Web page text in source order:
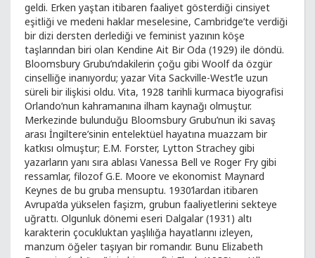
geldi. Erken yaştan itibaren faaliyet gösterdiği cinsiyet
eşitliği ve medeni haklar meselesine, Cambridge’te verdiği
bir dizi dersten derlediği ve feminist yazının köşe
taşlarından biri olan Kendine Ait Bir Oda (1929) ile döndü.
Bloomsbury Grubu’ndakilerin çoğu gibi Woolf da özgür
cinselliğe inanıyordu; yazar Vita Sackville-West’le uzun
süreli bir ilişkisi oldu. Vita, 1928 tarihli kurmaca biyografisi
Orlando’nun kahramanına ilham kaynağı olmuştur.
Merkezinde bulunduğu Bloomsbury Grubu’nun iki savaş
arası İngiltere’sinin entelektüel hayatına muazzam bir
katkısı olmuştur; E.M. Forster, Lytton Strachey gibi
yazarların yanı sıra ablası Vanessa Bell ve Roger Fry gibi
ressamlar, filozof G.E. Moore ve ekonomist Maynard
Keynes de bu gruba mensuptu. 1930’lardan itibaren
Avrupa’da yükselen faşizm, grubun faaliyetlerini sekteye
uğrattı. Olgunluk dönemi eseri Dalgalar (1931) altı
karakterin çocukluktan yaşlılığa hayatlarını izleyen,
manzum öğeler taşıyan bir romandır. Bunu Elizabeth